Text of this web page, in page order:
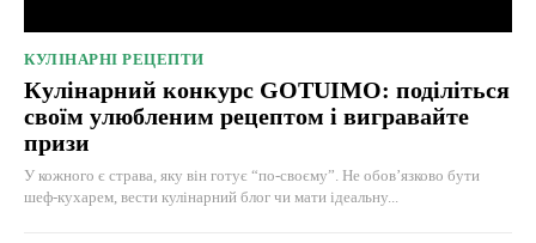
КУЛІНАРНІ РЕЦЕПТИ
Кулінарний конкурс GOTUIMO: поділіться
своїм улюбленим рецептом і вигравайте
призи
У кожного є страва, яку він готує “по-своєму”. Не обов’язково бути
шеф-кухарем, вести кулінарний блог чи мати ідеальну...